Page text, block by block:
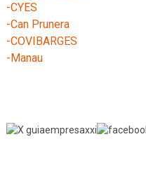
-CYES
-Can Prunera
-COVIBARGES
-Manau